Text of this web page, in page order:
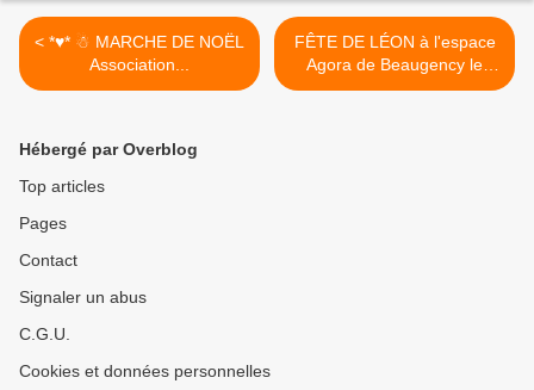
< *♥* ☃ MARCHE DE NOËL
Association...
FÊTE DE LÉON à l'espace
Agora de Beaugency le
mercredi 18 décembre -
Hébergé par Overblog
Top articles
Pages
Contact
Signaler un abus
C.G.U.
Cookies et données personnelles